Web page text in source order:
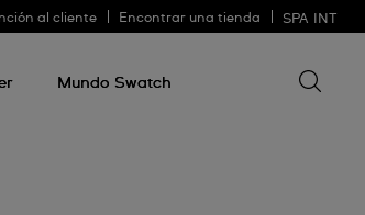
al cliente Encontrar una tienda SPA INT
Mundo Swatch
algo